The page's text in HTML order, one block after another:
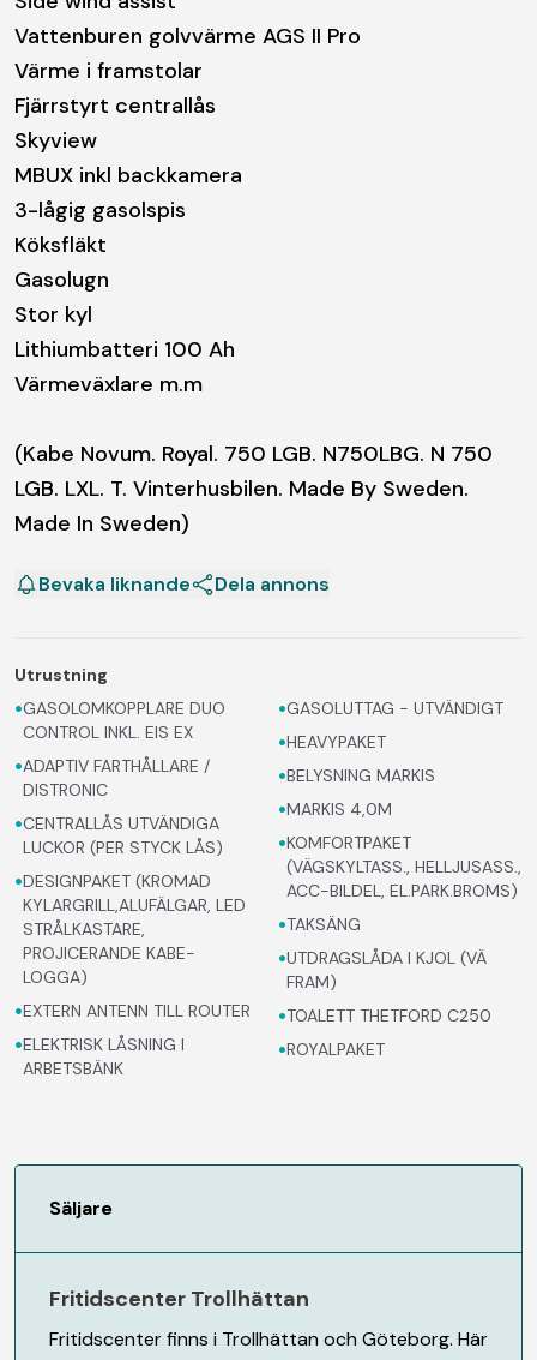
Vattenburen golvvärme AGS II Pro
Värme i framstolar
Fjärrstyrt centrallås
Skyview
MBUX inkl backkamera
3-lågig gasolspis
Köksfläkt
Gasolugn
Stor kyl
Lithiumbatteri 100 Ah
Värmeväxlare m.m
(Kabe Novum. Royal. 750 LGB. N750LBG. N 750
LGB. LXL. T. Vinterhusbilen. Made By Sweden.
Made In Sweden)
Bevaka liknande Dela annons
Utrustning
•GASOLOMKOPPLARE DUO
CONTROL INKL. EIS EX
•ADAPTIV FARTHÅLLARE /
DISTRONIC
•CENTRALLÅS UTVÄNDIGA
LUCKOR (PER STYCK LÅS)
•DESIGNPAKET (KROMAD
KYLARGRILL,ALUFÄLGAR, LED
STRÅLKASTARE,
PROJICERANDE KABE-
LOGGA)
•EXTERN ANTENN TILL ROUTER
•ELEKTRISK LÅSNING I
ARBETSBÄNK
•GASOLUTTAG - UTVÄNDIGT
•HEAVYPAKET
•BELYSNING MARKIS
•MARKIS 4,0M
•KOMFORTPAKET
(VÄGSKYLTASS., HELLJUSASS.,
ACC-BILDEL, EL.PARK.BROMS)
•TAKSÄNG
•UTDRAGSLÅDA I KJOL (VÄ
FRAM)
• TOALETT THETFORD C250
•ROYALPAKET
Säljare
Fritidscenter Trollhättan
Fritidscenter finns i Trollhättan och Göteborg. Här